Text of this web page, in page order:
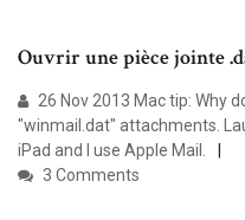
Ouvrir une pièce jointe
26 Nov 2013 Mac tip: Why
"winmail.dat" attachments.
iPad and I use Apple Mail.
3 Comments